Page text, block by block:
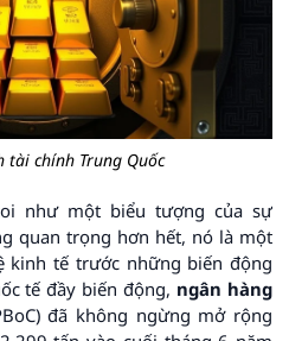
tài chính Trung Quốc
như một biểu tượng của sự
quan trọng hơn hết, nó là một
kinh tế trước những biến động
tế đầy biến động, ngân hàng
đã không ngừng mở rộng